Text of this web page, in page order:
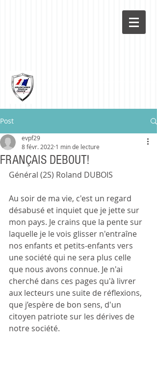
Post
FRANÇAIS DEBOUT!
evpf29
8 févr. 2022 1 min de lecture
Général (2S) Roland DUBOIS
Au soir de ma vie, c'est un regard
désabusé et inquiet que je jette sur
mon pays. Je crains que la pente sur
laquelle je le vois glisser n'entraîne
nos enfants et petits-enfants vers
une société qui ne sera plus celle
que nous avons connue. Je n'ai
cherché dans ces pages qu'à livrer
aux lecteurs une suite de réflexions,
que j’espère de bon sens, d'un
citoyen patriote sur les dérives de
notre société.